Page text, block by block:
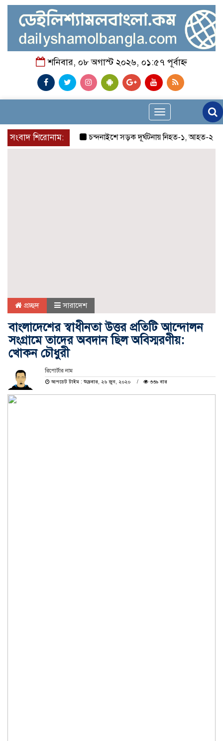
শনিবার, ০৮ অগাস্ট ২০২৬, ০১:৫৭ পূর্বাহ্ন
Toggle
navigation
সংবাদ শিরোনাম:
চন্দনাইশে সড়ক দূর্ঘটনায় নিহত-১, আহত-২
প্রচ্ছদ সারাদেশ
বাংলাদেশের স্বাধীনতা উত্তর প্রতিটি আন্দোলন
সংগ্রামে তাদের অবদান ছিল অবিস্মরণীয়:
খোকন চৌধুরী
রিপোর্টার নাম
আপডেট টাইম : শুক্রবার, ২৬ জুন, ২০২০
৩৩৯ বার